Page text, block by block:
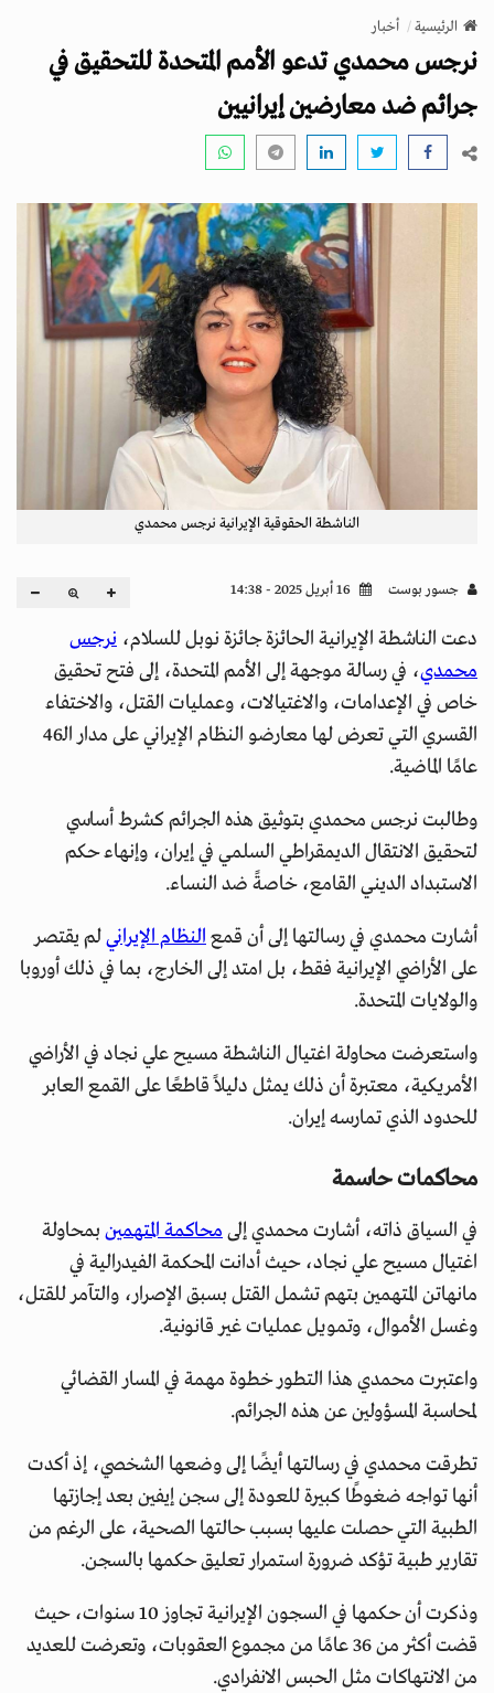
v
g
a
t
n
الرئيسية أخبار
نرجس محمدي تدعو الأمم المتحدة للتحقيق في
جرائم ضد معارضين إيرانيين
الناشطة الحقوقية الإيرانية نرجس محمدي
جسور بوست
دعت الناشطة الإيرانية الحائزة جائزة نوبل للسلام، نرجس
محمدي، في رسالة موجهة إلى الأمم المتحدة، إلى فتح تحقيق
خاص في الإعدامات، والاغتيالات، وعمليات القتل، والاختفاء
القسري التي تعرض لها معارضو النظام الإيراني على مدار الـ46
عامًا الماضية.
وطالبت نرجس محمدي بتوثيق هذه الجرائم كشرط أساسي
لتحقيق الانتقال الديمقراطي السلمي في إيران، وإنهاء حكم
الاستبداد الديني القامع، خاصةً ضد النساء.
أشارت محمدي في رسالتها إلى أن قمعالنظام الإيرانيلم يقتصر
على الأراضي الإيرانية فقط، بل امتد إلى الخارج، بما في ذلك أوروبا
والولايات المتحدة.
واستعرضت محاولة اغتيال الناشطة مسيح علي نجاد في الأراضي
الأمريكية، معتبرة أن ذلك يمثل دليلاً قاطعًا على القمع العابر
للحدود الذي تمارسه إيران.
محاكمات حاسمة
في السياق ذاته، أشارت محمدي إلىمحاكمة المتهمين بمحاولة
اغتيال مسيح علي نجاد، حيث أدانت المحكمة الفيدرالية في
مانهاتن المتهمين بتهم تشمل القتل بسبق الإصرار، والتآمر للقتل،
وغسل الأموال، وتمويل عمليات غير قانونية.
واعتبرت محمدي هذا التطور خطوة مهمة في المسار القضائي
لمحاسبة المسؤولين عن هذه الجرائم.
تطرقت محمدي في رسالتها أيضًا إلى وضعها الشخصي، إذ أكدت
أنها تواجه ضغوطًا كبيرة للعودة إلى سجن إيفين بعد إجازتها
الطبية التي حصلت عليها بسبب حالتها الصحية، على الرغم من
تقارير طبية تؤكد ضرورة استمرار تعليق حكمها بالسجن.
وذكرت أن حكمها في السجون الإيرانية تجاوز 10 سنوات، حيث
قضت أكثر من 36 عامًا من مجموع العقوبات، وتعرضت للعديد
من الانتهاكات مثل الحبس الانفرادي.